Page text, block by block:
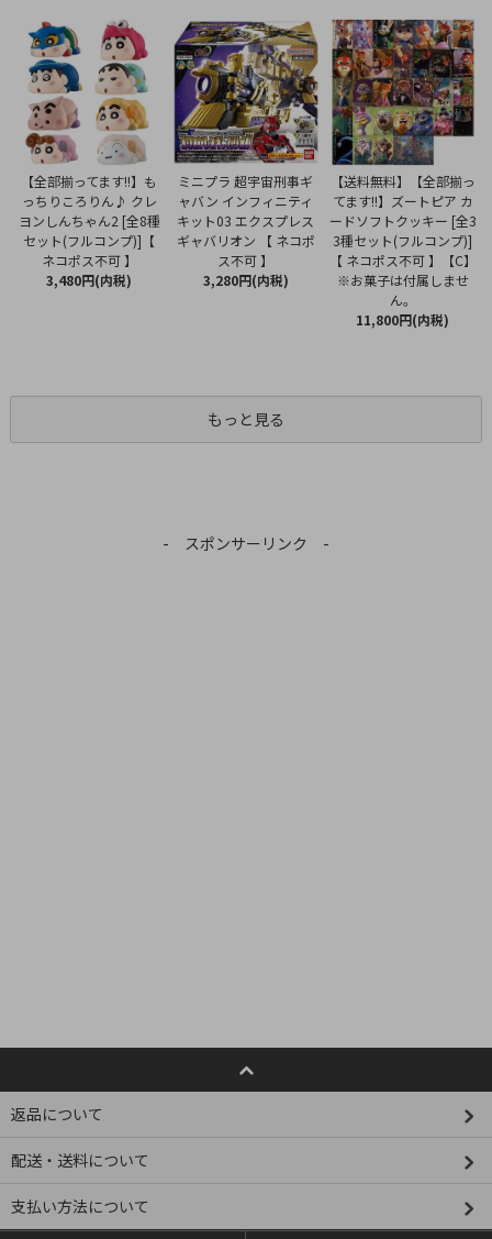
【全部揃ってます!!】も
っちりころりん♪ クレ
ヨンしんちゃん2 [全8種
セット(フルコンプ)]【
ネコポス不可 】
3,480円(内税)
ミニプラ 超宇宙刑事ギ
ャバン インフィニティ
キット03 エクスプレス
ギャバリオン 【 ネコポ
ス不可 】
3,280円(内税)
【送料無料】【全部揃っ
てます!!】ズートピア カ
ードソフトクッキー [全3
3種セット(フルコンプ)]
【 ネコポス不可 】【C】
※お菓子は付属しませ
ん。
11,800円(内税)
もっと見る
- スポンサーリンク -
返品について
配送・送料について
支払い方法について